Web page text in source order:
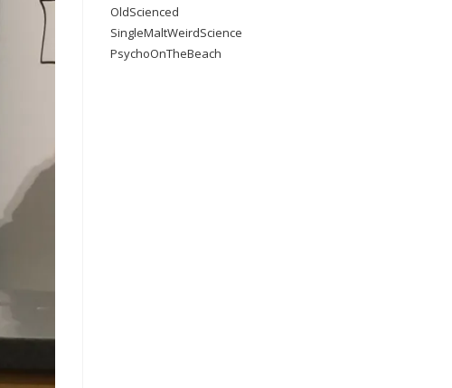
OldScienced
SingleMaltWeirdScience
PsychoOnTheBeach